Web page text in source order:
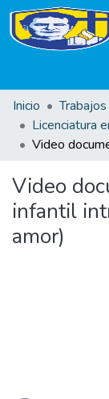
Inicio
Video
infantil
amor)